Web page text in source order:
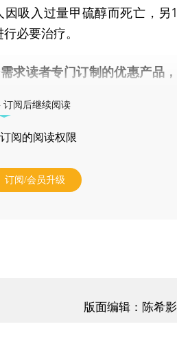
吸入过量甲硫醇而死亡，另1
必要治疗。
求读者专门订制的优惠产品，
订阅后继续阅读
阅的阅读权限
订阅/会员升级
版面编辑：陈希影